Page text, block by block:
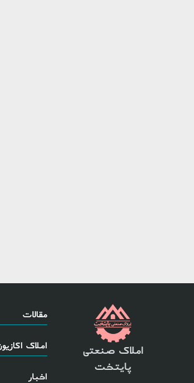
املاک صنعتی
پایتخت
مقالات
املاک
اخبار